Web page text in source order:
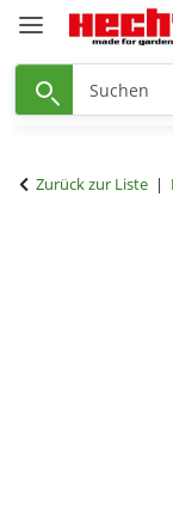
Zurück zur Liste